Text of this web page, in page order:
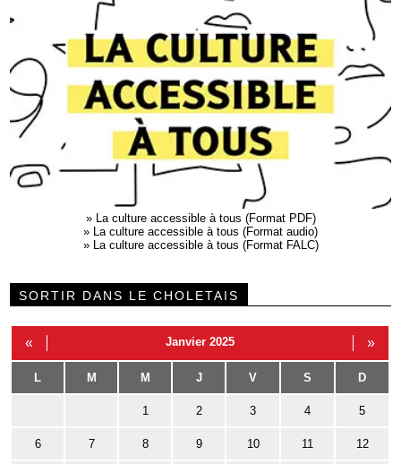
» La culture accessible à tous (Format PDF)
» La culture accessible à tous (Format audio)
» La culture accessible à tous (Format FALC)
SORTIR DANS LE CHOLETAIS
« Janvier 2025 »
L M M J V S D
1 2 3 4 5
6 7 8 9 10 11 12